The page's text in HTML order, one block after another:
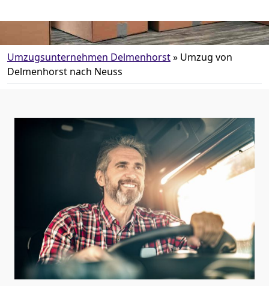
Umzugsunternehmen Delmenhorst» Umzug von
Delmenhorst nach Neuss